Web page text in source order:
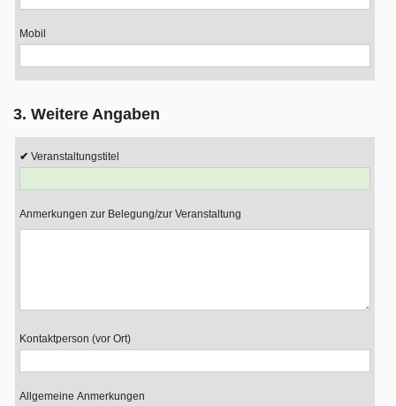
Mobil
3. Weitere Angaben
Veranstaltungstitel
Anmerkungen zur Belegung/zur Veranstaltung
Kontaktperson (vor Ort)
Allgemeine Anmerkungen